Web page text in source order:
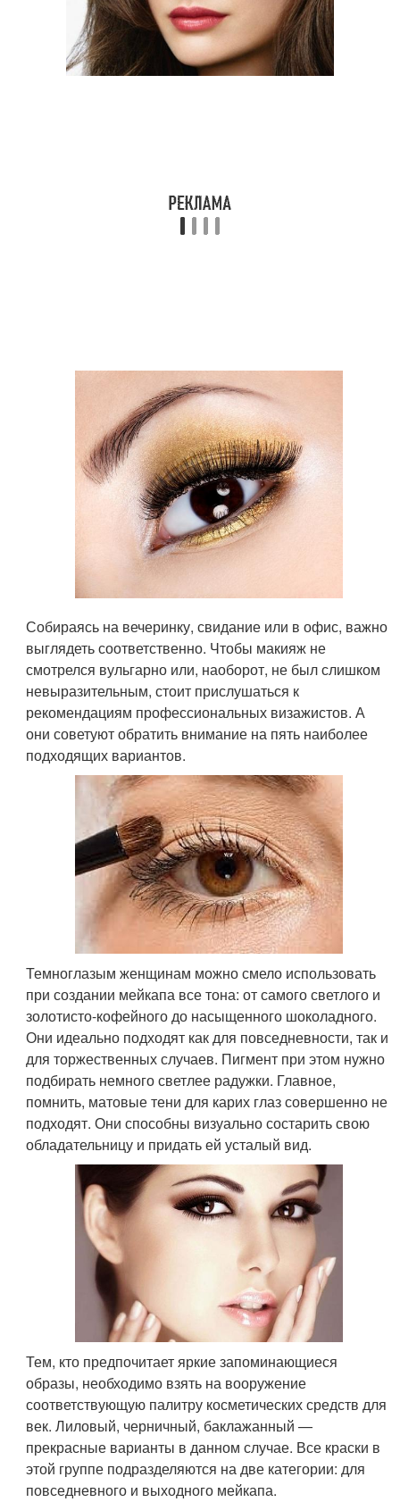
Собираясь на вечеринку, свидание или в офис, важно
выглядеть соответственно. Чтобы макияж не
смотрелся вульгарно или, наоборот, не был слишком
невыразительным, стоит прислушаться к
рекомендациям профессиональных визажистов. А
они советуют обратить внимание на пять наиболее
подходящих вариантов.
Темноглазым женщинам можно смело использовать
при создании мейкапа все тона: от самого светлого и
золотисто-кофейного до насыщенного шоколадного.
Они идеально подходят как для повседневности, так и
для торжественных случаев. Пигмент при этом нужно
подбирать немного светлее радужки. Главное,
помнить, матовые тени для карих глаз совершенно не
подходят. Они способны визуально состарить свою
обладательницу и придать ей усталый вид.
Тем, кто предпочитает яркие запоминающиеся
образы, необходимо взять на вооружение
соответствующую палитру косметических средств для
век. Лиловый, черничный, баклажанный —
прекрасные варианты в данном случае. Все краски в
этой группе подразделяются на две категории: для
повседневного и выходного мейкапа.